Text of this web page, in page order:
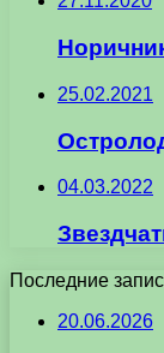
25.02.2021
04.03.2022
Последние
20.06.2026